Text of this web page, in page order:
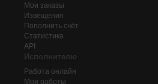
Мои заказы
Извещения
Пополнить счёт
Статистика
API
Исполнителю
Работа онлайн
Мои работы